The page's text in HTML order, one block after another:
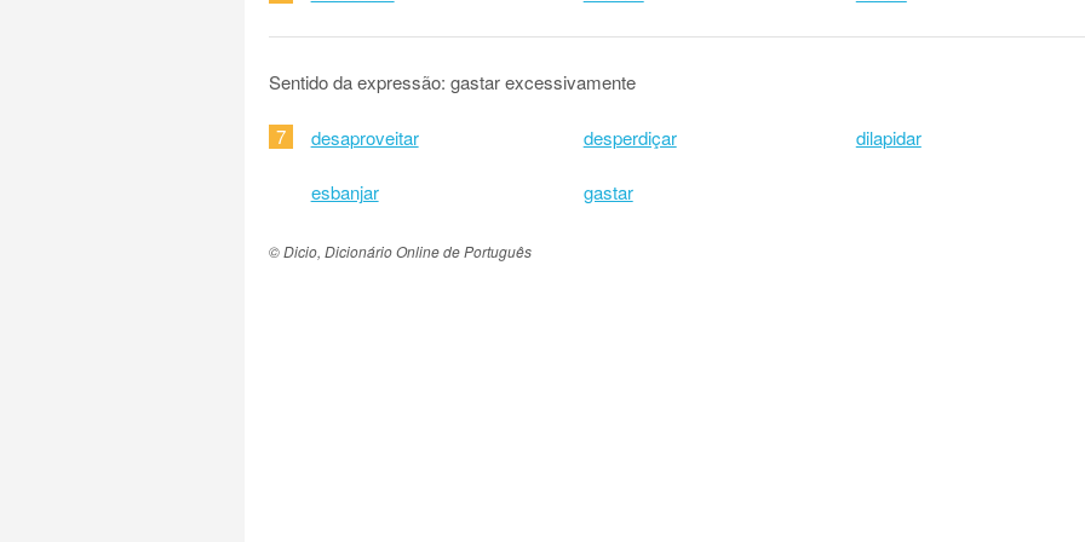
Sentido da expressão: gastar excessivamente
7 desaproveitar desperdiçar dilapidar
esbanjar gastar
© Dicio, Dicionário Online de Português